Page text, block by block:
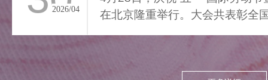
2026/04
在北京隆重举行。大会共表彰全